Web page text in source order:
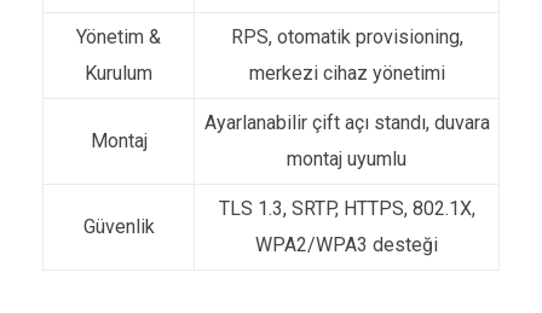
Yönetim &
Kurulum
RPS, otomatik provisioning,
merkezi cihaz yönetimi
Montaj
Ayarlanabilir çift açı standı, duvara
montaj uyumlu
Güvenlik
TLS 1.3, SRTP, HTTPS, 802.1X,
WPA2/WPA3 desteği